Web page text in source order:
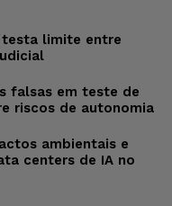
testa limite entre
falsas em teste de
riscos de autonomia
ambientais e
centers de IA no